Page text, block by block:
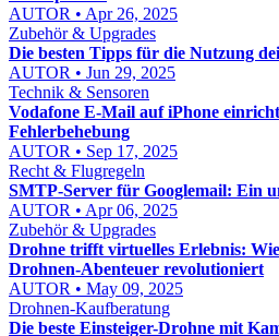
AUTOR • Apr 26, 2025
Zubehör & Upgrades
Die besten Tipps für die Nutzung
AUTOR • Jun 29, 2025
Technik & Sensoren
Vodafone E‑Mail auf iPhone
Fehlerbehebung
AUTOR • Sep 17, 2025
Recht & Flugregeln
SMTP-Server für Googlemail: Ein
AUTOR • Apr 06, 2025
Zubehör & Upgrades
Drohne trifft virtuelles Erlebnis:
Drohnen-Abenteuer revolutioniert
AUTOR • May 09, 2025
Drohnen-Kaufberatung
Die beste Einsteiger-Drohne mit